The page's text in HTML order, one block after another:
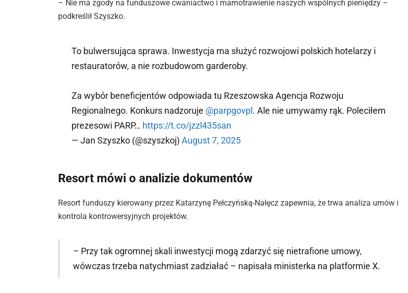
– Nie ma zgody na funduszowe cwaniactwo i marnotrawienie naszych wspólnych pieniędzy –
podkreślił Szyszko.
To bulwersująca sprawa. Inwestycja ma służyć rozwojowi polskich hotelarzy i
restauratorów, a nie rozbudowom garderoby.
Za wybór beneficjentów odpowiada tu Rzeszowska Agencja Rozwoju
Regionalnego. Konkurs nadzoruje @parpgovpl . Ale nie umywamy rąk. Poleciłem
prezesowi PARP… https://t.co/jzzl435san
— Jan Szyszko (@szyszkoj)August 7, 2025
Resort mówi o analizie dokumentów
Resort funduszy kierowany przez Katarzynę Pełczyńską-Nałęcz zapewnia, że trwa analiza umów i
kontrola kontrowersyjnych projektów.
– Przy tak ogromnej skali inwestycji mogą zdarzyć się nietrafione umowy,
wówczas trzeba natychmiast zadziałać – napisała ministerka na platformie X.